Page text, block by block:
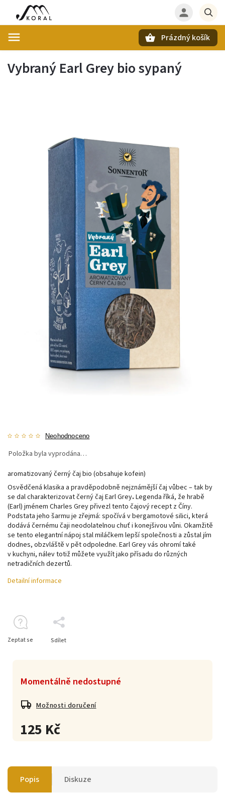
Prázdný košík
Vybraný Earl Grey bio sypaný
Neohodnoceno
125 Kč
Momentálně nedostupné
Možnosti doručení
Položka byla vyprodána…
aromatizovaný černý čaj bio (obsahuje kofein)
Osvědčená klasika a pravděpodobně nejznámější čaj vůbec – tak by
se dal charakterizovat černý čaj Earl Grey. Legenda říká, že hrabě
(Earl) jménem Charles Grey přivezl tento čajový recept z Číny.
Podstata jeho šarmu je zřejmá: spočívá v bergamotové silici, která
dodává černému čaji neodolatelnou chuť i konejšivou vůni. Okamžitě
se tento elegantní nápoj stal miláčkem lepší společnosti a zůstal jím
dodnes, obzvláště v pět odpoledne. Earl Grey vás ohromí také
v kuchyni, nálev totiž můžete využít jako přísadu do různých
netradičních dezertů.
Detailní informace
Zeptat se Sdílet
Popis Diskuze